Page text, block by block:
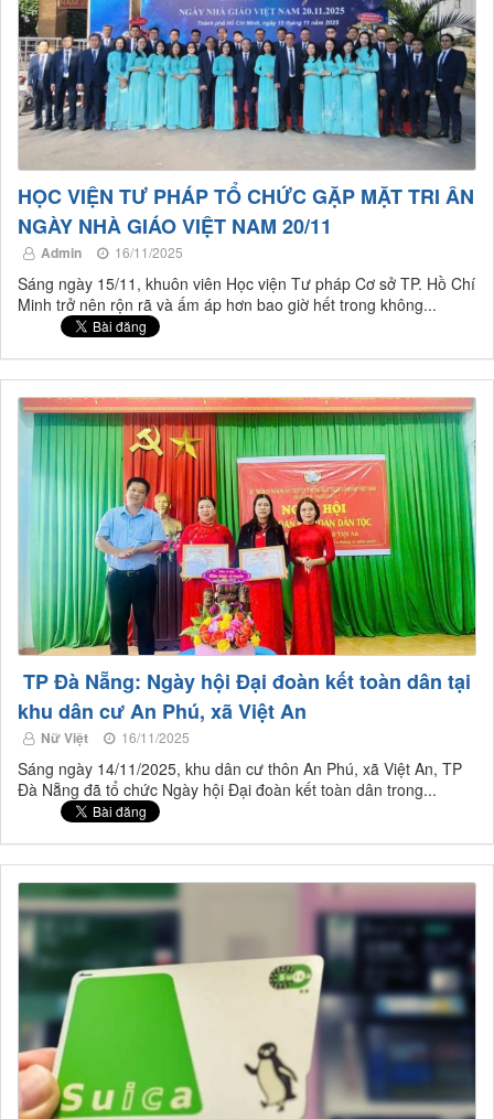
HỌC VIỆN TƯ PHÁP TỔ CHỨC GẶP MẶT TRI ÂN
NGÀY NHÀ GIÁO VIỆT NAM 20/11
Admin 16/11/2025
Sáng ngày 15/11, khuôn viên Học viện Tư pháp Cơ sở TP. Hồ Chí
Minh trở nên rộn rã và ấm áp hơn bao giờ hết trong không...
TP Đà Nẵng: Ngày hội Đại đoàn kết toàn dân tại
khu dân cư An Phú, xã Việt An
Nữ Việt 16/11/2025
Sáng ngày 14/11/2025, khu dân cư thôn An Phú, xã Việt An, TP
Đà Nẵng đã tổ chức Ngày hội Đại đoàn kết toàn dân trong...